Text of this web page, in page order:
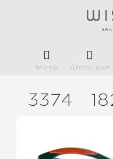
Menü Anmelden
3374